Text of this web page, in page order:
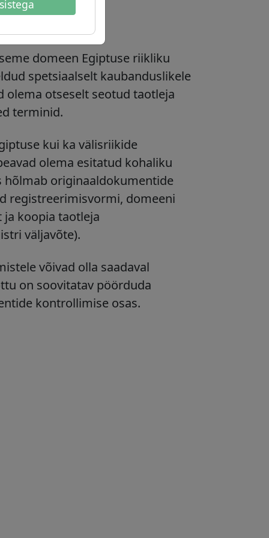
domeen Egiptuse riikliku
spetsiaalselt kaubanduslikele
olema otseselt seotud taotleja
terminid.
kui ka välisriikide
olema esitatud kohaliku
hõlmab originaaldokumentide
registreerimisvormi, domeeni
koopia taotleja
väljavõte).
võivad olla saadaval
on soovitatav pöörduda
kontrollimise osas.